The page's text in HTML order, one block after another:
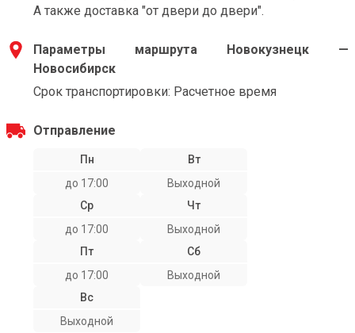
А также доставка "от двери до двери".
Параметры маршрута Новокузнецк —
Новосибирск
Срок транспортировки: Расчетное время
Отправление
Пн
до 17:00
Вт
Выходной
Ср
до 17:00
Чт
Выходной
Пт
до 17:00
Сб
Выходной
Вс
Выходной